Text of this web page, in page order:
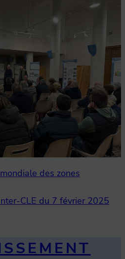
des zones
CLE du 7 février 2025